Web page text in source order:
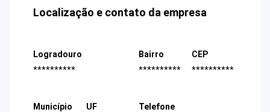
Localização e contato da empresa
Logradouro
**********
Bairro
**********
CEP
**********
Município
UF
Telefone